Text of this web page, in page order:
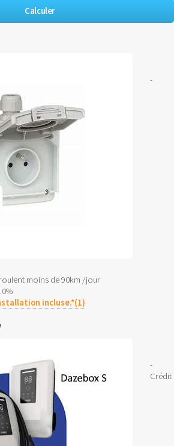
-
moins de 90km /jour
incluse.*(1)
-
Crédit